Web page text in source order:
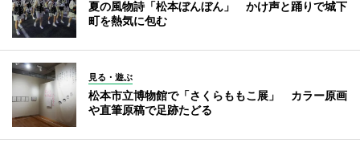
夏の風物詩「松本ぼんぼん」 かけ声と踊りで城下
町を熱気に包む
見る・遊ぶ
松本市立博物館で「さくらももこ展」 カラー原画
や直筆原稿で足跡たどる